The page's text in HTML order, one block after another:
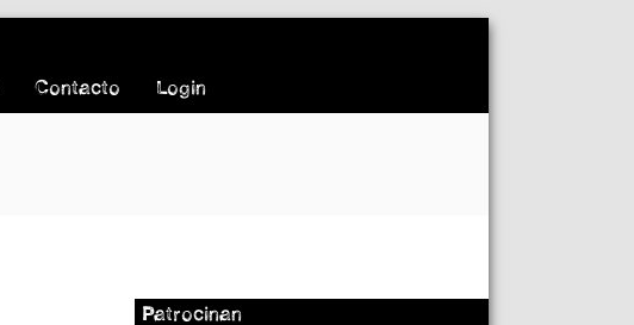
Contacto Login
Patrocinan